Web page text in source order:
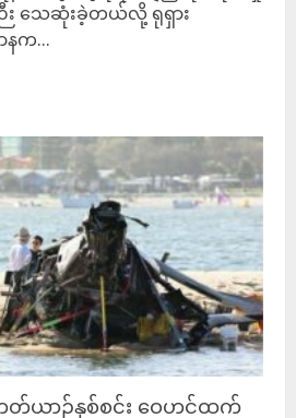
း သေဆုံးခဲ့တယ်လို့ ရုရှား
နက...
တ်ယာဉ်နှစ်စင်း ဝေဟင်ထက်